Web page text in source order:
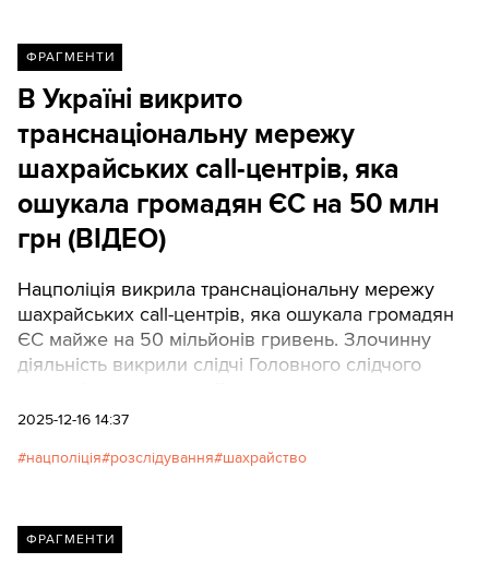
ФРАГМЕНТИ
В Україні викрито
транснаціональну мережу
шахрайських call-центрів, яка
ошукала громадян ЄС на 50 млн
грн (ВІДЕО)
Нацполіція викрила транснаціональну мережу
шахрайських call-центрів, яка ошукала громадян
ЄС майже на 50 мільйонів гривень. Злочинну
діяльність викрили слідчі Головного слідчого
Департаменту карного розшуку Нацполіції
Чеської, Латвійської та Литовської Республік.
2025-12-16 14:37
нацполіція розслідування шахрайство
ФРАГМЕНТИ